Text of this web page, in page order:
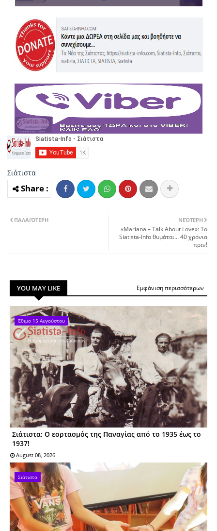
Σιάτιστα
ΝΕΌΤΕΡΗ
«Mariana ‎– Talk About Love»: To
Siatista-Info θυμάται... 40 χρόνια
πριν!
ΠΑΛΑΙΌΤΕΡΗ
YOU MAY LIKE Εμφάνιση περισσότερων
Έθιμο 15 Αυγούστου
Σιάτιστα: Ο εορτασμός της Παναγίας από το 1935 έως το
1937!
August 08, 2026
Σιάτιστα